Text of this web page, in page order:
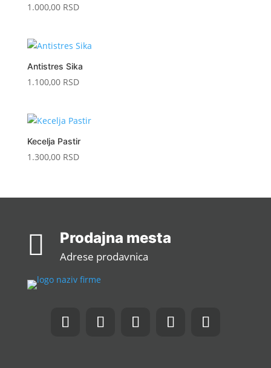
1.000,00 RSD
Antistres Sika
1.100,00 RSD
Kecelja Pastir
1.300,00 RSD
 Prodajna mesta
Adrese prodavnica